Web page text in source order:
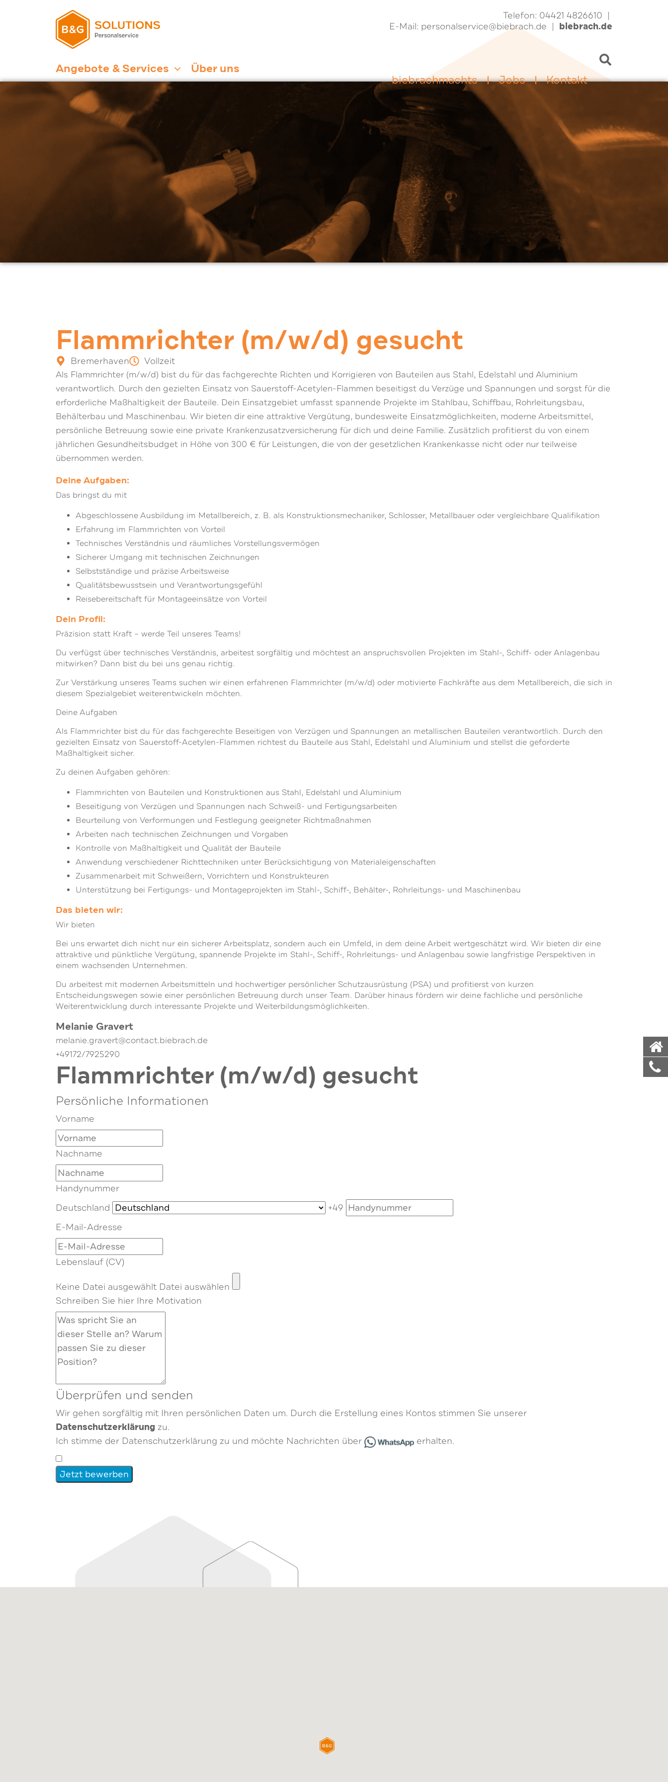
Telefon: 04421 4826610 |
E-Mail: personalservice@biebrach.de | biebrach.de
Angebote & Services Über uns
biebrachmachts Jobs Kontakt
Flammrichter (m/w/d) gesucht
Bremerhaven Vollzeit
Als Flammrichter (m/w/d) bist du für das fachgerechte Richten und Korrigieren von Bauteilen aus Stahl, Edelstahl und Aluminium
verantwortlich. Durch den gezielten Einsatz von Sauerstoff-Acetylen-Flammen beseitigst du Verzüge und Spannungen und sorgst für die
erforderliche Maßhaltigkeit der Bauteile. Dein Einsatzgebiet umfasst spannende Projekte im Stahlbau, Schiffbau, Rohrleitungsbau,
Behälterbau und Maschinenbau. Wir bieten dir eine attraktive Vergütung, bundesweite Einsatzmöglichkeiten, moderne Arbeitsmittel,
persönliche Betreuung sowie eine private Krankenzusatzversicherung für dich und deine Familie. Zusätzlich profitierst du von einem
jährlichen Gesundheitsbudget in Höhe von 300 € für Leistungen, die von der gesetzlichen Krankenkasse nicht oder nur teilweise
übernommen werden.
Deine Aufgaben:
Das bringst du mit
Abgeschlossene Ausbildung im Metallbereich, z. B. als Konstruktionsmechaniker, Schlosser, Metallbauer oder vergleichbare Qualifikation
Erfahrung im Flammrichten von Vorteil
Technisches Verständnis und räumliches Vorstellungsvermögen
Sicherer Umgang mit technischen Zeichnungen
Selbstständige und präzise Arbeitsweise
Qualitätsbewusstsein und Verantwortungsgefühl
Reisebereitschaft für Montageeinsätze von Vorteil
Dein Profil:
Präzision statt Kraft – werde Teil unseres Teams!
Du verfügst über technisches Verständnis, arbeitest sorgfältig und möchtest an anspruchsvollen Projekten im Stahl-, Schiff- oder Anlagenbau
mitwirken? Dann bist du bei uns genau richtig.
Zur Verstärkung unseres Teams suchen wir einen erfahrenen Flammrichter (m/w/d) oder motivierte Fachkräfte aus dem Metallbereich, die sich in
diesem Spezialgebiet weiterentwickeln möchten.
Deine Aufgaben
Als Flammrichter bist du für das fachgerechte Beseitigen von Verzügen und Spannungen an metallischen Bauteilen verantwortlich. Durch den
gezielten Einsatz von Sauerstoff-Acetylen-Flammen richtest du Bauteile aus Stahl, Edelstahl und Aluminium und stellst die geforderte
Maßhaltigkeit sicher.
Zu deinen Aufgaben gehören:
Flammrichten von Bauteilen und Konstruktionen aus Stahl, Edelstahl und Aluminium
Beseitigung von Verzügen und Spannungen nach Schweiß- und Fertigungsarbeiten
Beurteilung von Verformungen und Festlegung geeigneter Richtmaßnahmen
Arbeiten nach technischen Zeichnungen und Vorgaben
Kontrolle von Maßhaltigkeit und Qualität der Bauteile
Anwendung verschiedener Richttechniken unter Berücksichtigung von Materialeigenschaften
Zusammenarbeit mit Schweißern, Vorrichtern und Konstrukteuren
Unterstützung bei Fertigungs- und Montageprojekten im Stahl-, Schiff-, Behälter-, Rohrleitungs- und Maschinenbau
Das bieten wir:
Wir bieten
Bei uns erwartet dich nicht nur ein sicherer Arbeitsplatz, sondern auch ein Umfeld, in dem deine Arbeit wertgeschätzt wird. Wir bieten dir eine
attraktive und pünktliche Vergütung, spannende Projekte im Stahl-, Schiff-, Rohrleitungs- und Anlagenbau sowie langfristige Perspektiven in
einem wachsenden Unternehmen.
Du arbeitest mit modernen Arbeitsmitteln und hochwertiger persönlicher Schutzausrüstung (PSA) und profitierst von kurzen
Entscheidungswegen sowie einer persönlichen Betreuung durch unser Team. Darüber hinaus fördern wir deine fachliche und persönliche
Weiterentwicklung durch interessante Projekte und Weiterbildungsmöglichkeiten.
Melanie Gravert
melanie.gravert@contact.biebrach.de
+49172/7925290
Flammrichter (m/w/d) gesucht
Persönliche Informationen
Vorname
Nachname
Handynummer
Deutschland
+49
E-Mail-Adresse
Lebenslauf (CV)
Keine Datei ausgewählt Datei auswählen
Schreiben Sie hier Ihre Motivation
Überprüfen und senden
Wir gehen sorgfältig mit Ihren persönlichen Daten um. Durch die Erstellung eines Kontos stimmen Sie unserer
Datenschutzerklärung zu.
Ich stimme der Datenschutzerklärung zu und möchte Nachrichten über
erhalten.
Jetzt bewerben